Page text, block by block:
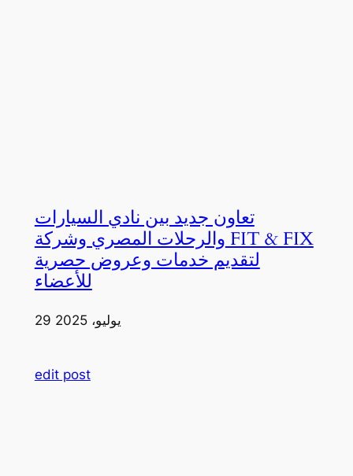
تعاون جديد بين نادي السيارات
والرحلات المصري وشركة FIT & FIX
لتقديم خدمات وعروض حصرية
للأعضاء
29 يوليو، 2025
edit post